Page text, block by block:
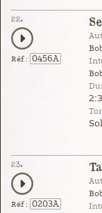
22.
Réf : 0456A
23.
Réf : 0203A